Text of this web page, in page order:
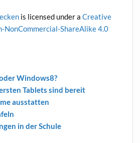
is licen­sed under aCrea­ti­ve
Non­Com­mer­cial-ShareA­li­ke 4.0
Windows8?
Tablets sind bereit
ausstatten
in der Schule